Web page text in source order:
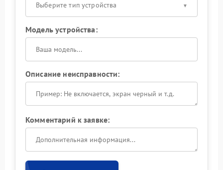
Выберите тип устройства
Модель устройства:
Описание неисправности:
Комментарий к заявке: